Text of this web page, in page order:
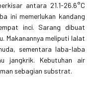
antara 21.1-26.6°C
ini memerlukan kandang
inci. Sarang dibuat
Makanannya meliputi lalat
sementara laba-laba
jangkrik. Kebutuhan air
sebagian substrat.